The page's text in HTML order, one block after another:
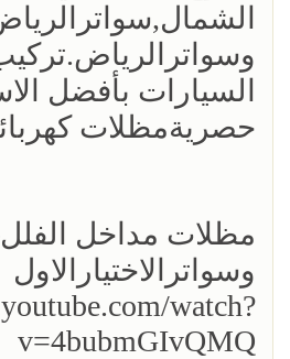
السيارات بأفضل
حصريةمظلات
مظلات مداخل
وسواترالاختيارالاول
watch?
v=4bubmGIvQMQ